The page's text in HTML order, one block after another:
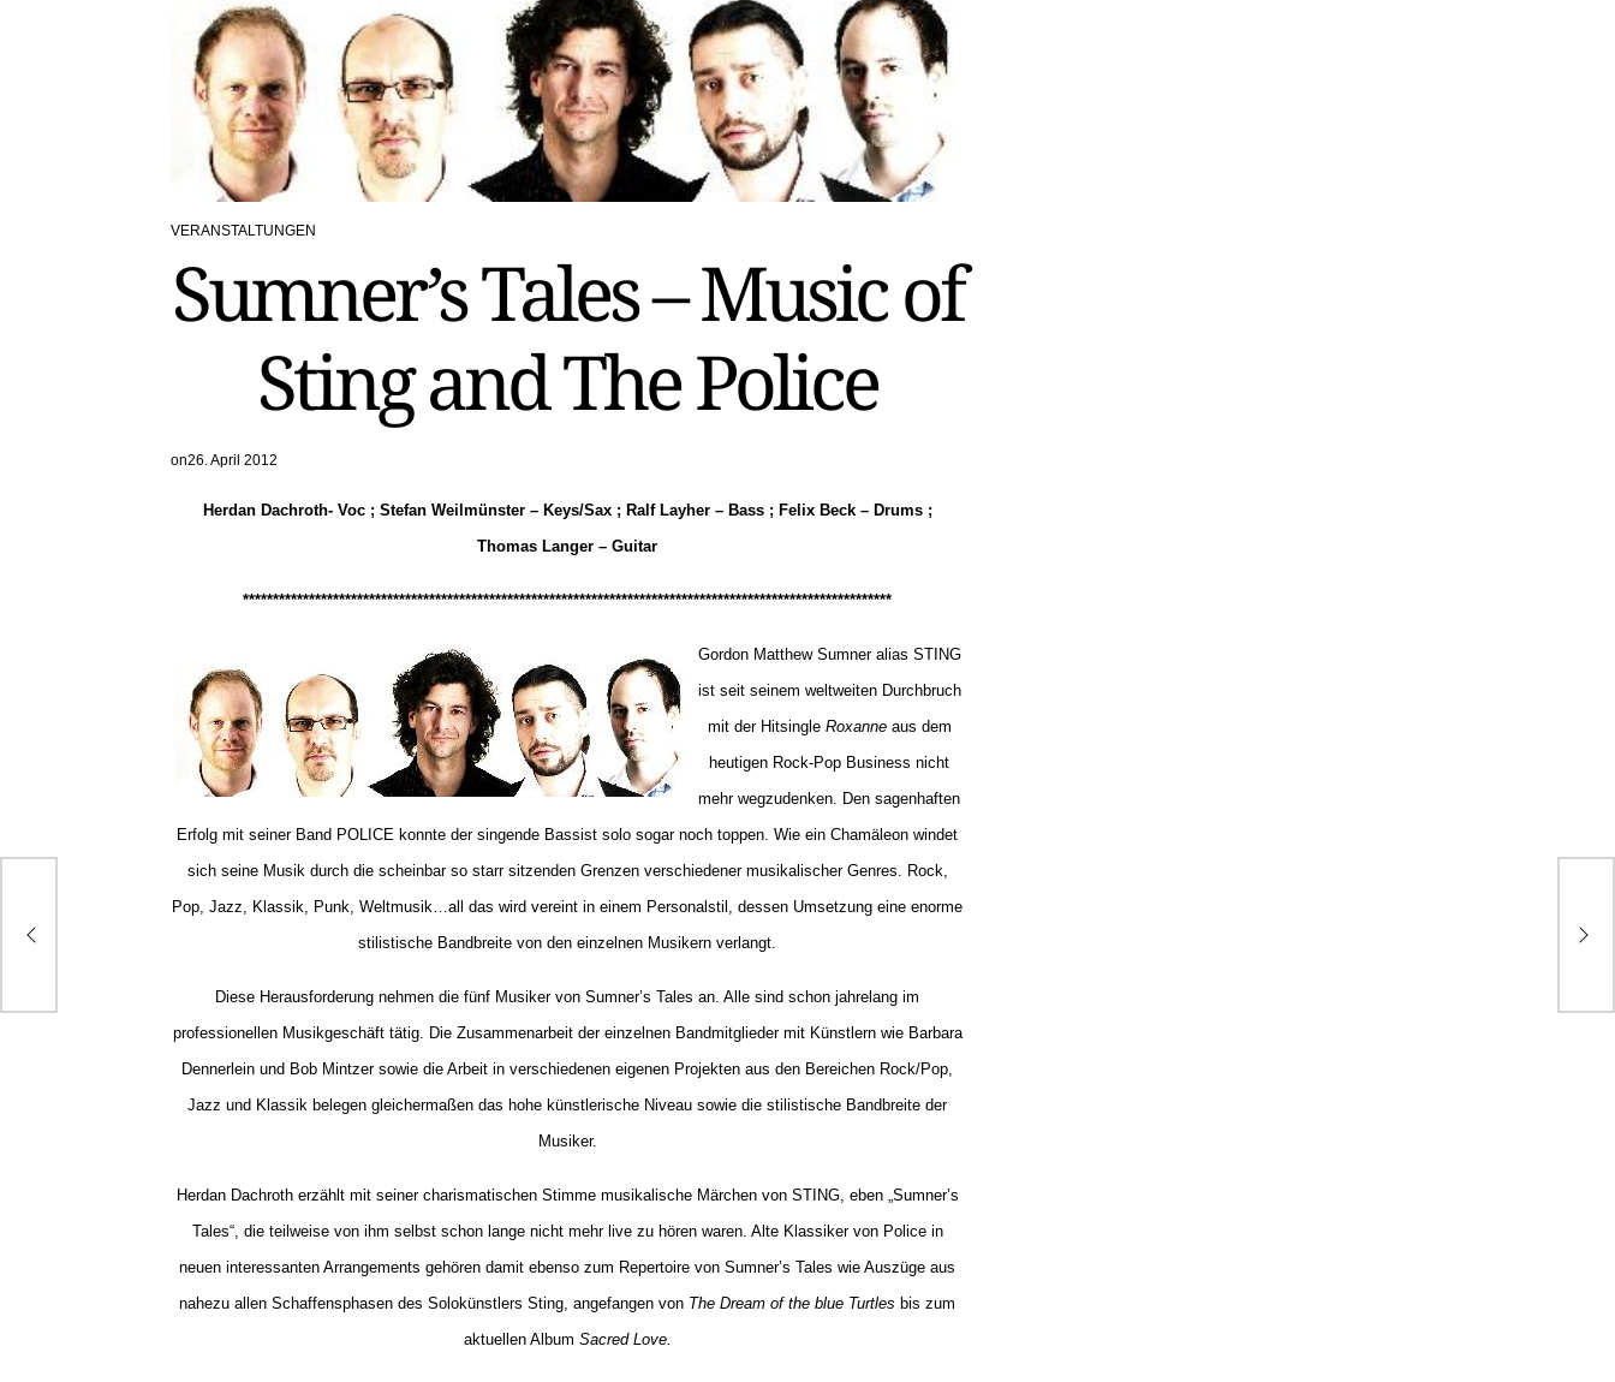
POSTED
VERANSTALTUNGEN
Sumner’s Tales – Music of
Sting and The Police
on26. April 2012
Herdan Dachroth- Voc ; Stefan Weilmünster – Keys/Sax ; Ralf Layher – Bass ; Felix Beck – Drums ;
Thomas Langer – Guitar
************************************************************************************************************
Gordon Matthew Sumner alias STING
ist seit seinem weltweiten Durchbruch
mit der Hitsingle Roxanneaus dem
heutigen Rock-Pop Business nicht
mehr wegzudenken. Den sagenhaften
Erfolg mit seiner Band POLICE konnte der singende Bassist solo sogar noch toppen. Wie ein Chamäleon windet
sich seine Musik durch die scheinbar so starr sitzenden Grenzen verschiedener musikalischer Genres. Rock,
Pop, Jazz, Klassik, Punk, Weltmusik…all das wird vereint in einem Personalstil, dessen Umsetzung eine enorme
stilistische Bandbreite von den einzelnen Musikern verlangt.
Diese Herausforderung nehmen die fünf Musiker von Sumner’s Tales an. Alle sind schon jahrelang im
professionellen Musikgeschäft tätig. Die Zusammenarbeit der einzelnen Bandmitglieder mit Künstlern wie Barbara
Dennerlein und Bob Mintzer sowie die Arbeit in verschiedenen eigenen Projekten aus den Bereichen Rock/Pop,
Jazz und Klassik belegen gleichermaßen das hohe künstlerische Niveau sowie die stilistische Bandbreite der
Musiker.
Herdan Dachroth erzählt mit seiner charismatischen Stimme musikalische Märchen von STING, eben „Sumner’s
Tales“, die teilweise von ihm selbst schon lange nicht mehr live zu hören waren. Alte Klassiker von Police in
neuen interessanten Arrangements gehören damit ebenso zum Repertoire von Sumner’s Tales wie Auszüge aus
nahezu allen Schaffensphasen des Solokünstlers Sting, angefangen von The Dream of the blue Turtles bis zum
aktuellen Album Sacred Love.